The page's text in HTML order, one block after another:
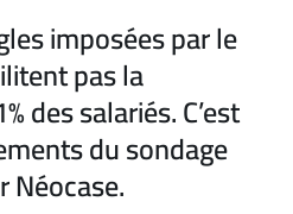
imposées par le
pas la
des salariés. C’est
du sondage
Néocase.